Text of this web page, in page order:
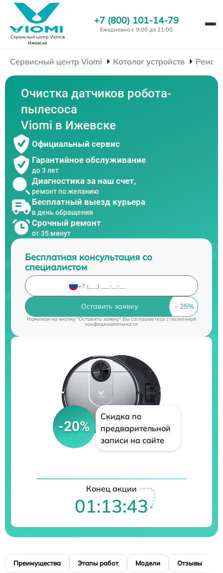
Сервисный центр Viomiв
Ижевске
+7 (800) 101-14-79
Ежедневно с 9:00 до 21:00
Сервисный центр Viomi Каталог устройств
Очистка датчиков робота-
пылесоса
Viomi в Ижевске
Официальный сервис
Гарантийное обслуживание
до 3 лет
Диагностика за наш счет,
ремонт по желанию
Бесплатный выезд курьера
в день обращения
Срочный ремонт
от 35 минут
Бесплатная консультация со
специалистом
Оставить заявку
Нажимая на кнопку "Оставить заявку" Вы соглашаетесь cполитикой
конфиденциальности
-20%
Скидка по
предварительной
записи на сайте
Конец акции
01:13:42
Преимущества Этапы работ Модели Отзывы